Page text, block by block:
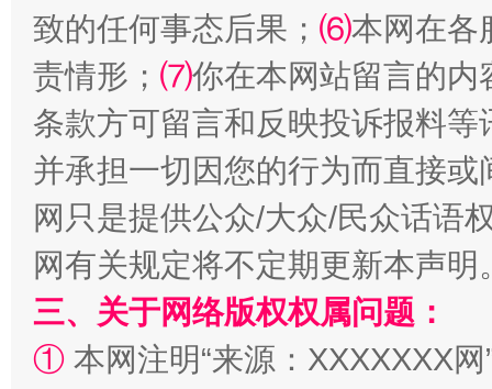
阿坝州三大球赛在茂县开幕 规模
致的任何事态后果； ⑹本网在各
责情形； ⑺你在本网站留言的内
条款方可留言和反映投诉报料
并承担一切因您的行为而直接
网只是提供公众/大众/民众话语
网有关规定将不定期更新本声明
三、关于网络版权权属问题：
① 本网注明“来源：XXXXXXX